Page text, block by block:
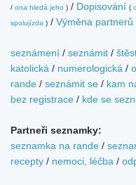
/ ona hledá jeho ) / Dopisování (
spolujízda ) / Výměna partnerů
seznámení / seznámit /
katolická / numerologická /
rande / seznámit se / kam
bez registrace / kde se
Partneři seznamky:
seznamka na rande /
recepty / nemoci, léčba /